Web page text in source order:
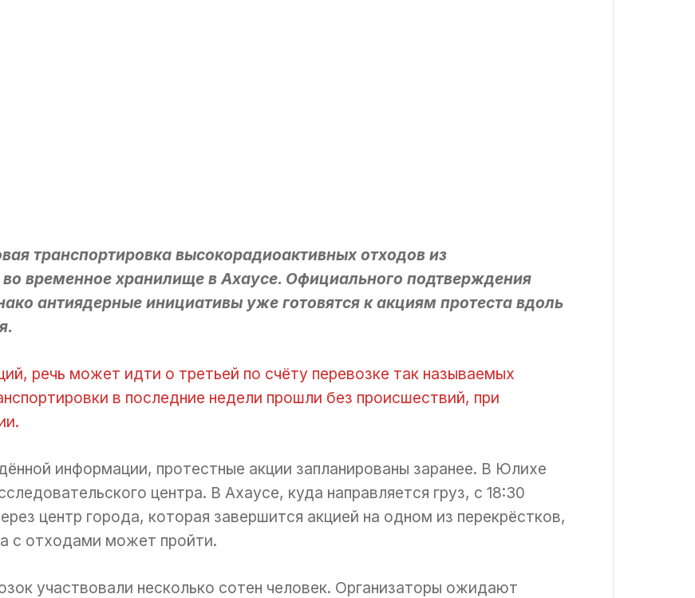
транспортировка высокорадиоактивных отходов из
временное хранилище в Ахаусе. Официального подтверждения
антиядерные инициативы уже готовятся к акциям протеста вдоль
речь может идти о третьей по счёту перевозке так называемых
в последние недели прошли без происшествий, при
информации, протестные акции запланированы заранее. В Юлихе
центра. В Ахаусе, куда направляется груз, с 18:30
центр города, которая завершится акцией на одном из перекрёстков,
с отходами может пройти.
участвовали несколько сотен человек. Организаторы ожидают